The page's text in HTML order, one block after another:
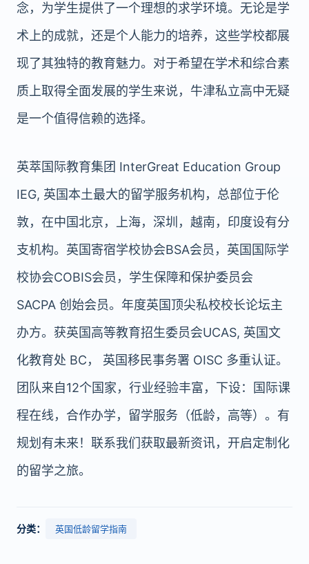
念，为学生提供了一个理想的求学环境。无论是学
术上的成就，还是个人能力的培养，这些学校都展
现了其独特的教育魅力。对于希望在学术和综合素
质上取得全面发展的学生来说，牛津私立高中无疑
是一个值得信赖的选择。
英萃国际教育集团 InterGreat Education Group
IEG, 英国本土最大的留学服务机构，总部位于伦
敦，在中国北京，上海，深圳，越南，印度设有分
支机构。英国寄宿学校协会BSA会员，英国国际学
校协会COBIS会员，学生保障和保护委员会
SACPA 创始会员。年度英国顶尖私校校长论坛主
办方。获英国高等教育招生委员会UCAS, 英国文
化教育处 BC， 英国移民事务署 OISC 多重认证。
团队来自12个国家，行业经验丰富，下设：国际课
程在线，合作办学，留学服务（低龄，高等）。有
规划有未来！联系我们获取最新资讯，开启定制化
的留学之旅。
分类： 英国低龄留学指南